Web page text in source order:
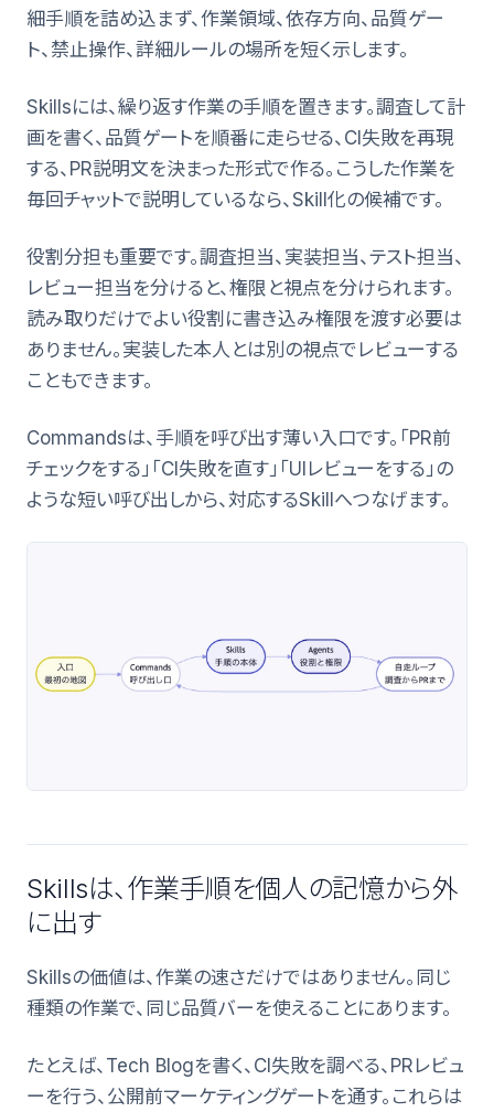
細手順を詰め込まず、作業領域、依存方向、品質ゲー
ト、禁止操作、詳細ルールの場所を短く示します。
Skillsには、繰り返す作業の手順を置きます。調査して計
画を書く、品質ゲートを順番に走らせる、CI失敗を再現
する、PR説明文を決まった形式で作る。こうした作業を
毎回チャットで説明しているなら、Skill化の候補です。
役割分担も重要です。調査担当、実装担当、テスト担当、
レビュー担当を分けると、権限と視点を分けられます。
読み取りだけでよい役割に書き込み権限を渡す必要は
ありません。実装した本人とは別の視点でレビューする
こともできます。
Commandsは、手順を呼び出す薄い入口です。「PR前
チェックをする」「CI失敗を直す」「UIレビューをする」の
ような短い呼び出しから、対応するSkillへつなげます。
Skillsは、作業手順を個人の記憶から外
に出す
Skillsの価値は、作業の速さだけではありません。同じ
種類の作業で、同じ品質バーを使えることにあります。
たとえば、Tech Blogを書く、CI失敗を調べる、PRレビュ
ーを行う、公開前マーケティングゲートを通す。これらは